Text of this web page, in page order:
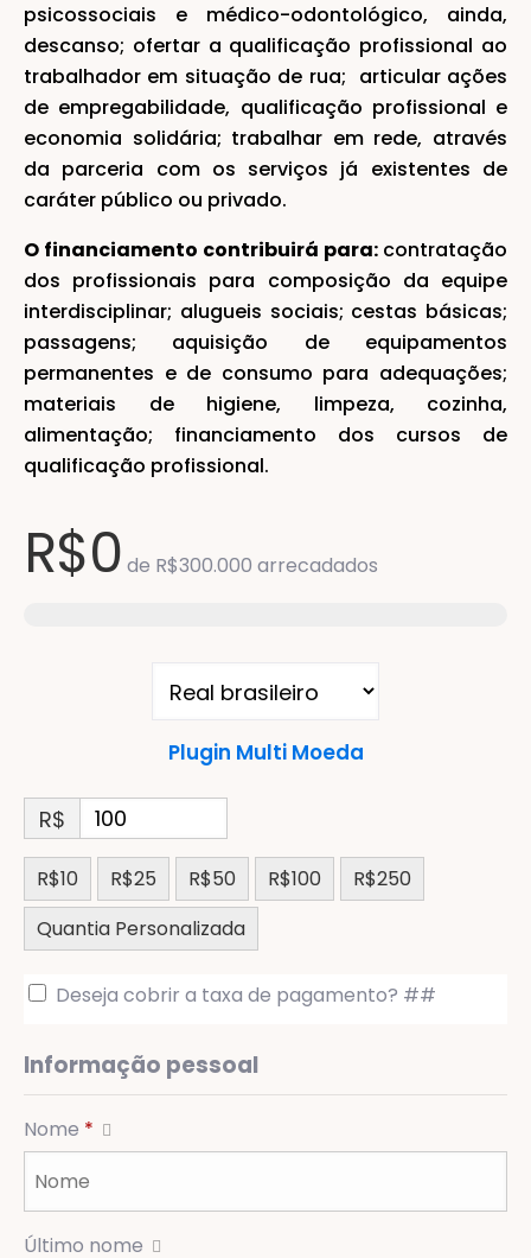
psicossociais e médico-odontológico, ainda,
descanso; ofertar a qualificação profissional ao
trabalhador em situação de rua; articular ações
de empregabilidade, qualificação profissional e
economia solidária; trabalhar em rede, através
da parceria com os serviços já existentes de
caráter público ou privado.
O financiamento contribuirá para: contratação
dos profissionais para composição da equipe
interdisciplinar; alugueis sociais; cestas básicas;
passagens; aquisição de equipamentos
permanentes e de consumo para adequações;
materiais de higiene, limpeza, cozinha,
alimentação; financiamento dos cursos de
qualificação profissional.
R$0 de R$300.000 arrecadados
Plugin Multi Moeda
R$
R$10 R$25 R$50 R$100
R$250
Quantia Personalizada
Deseja cobrir a taxa de pagamento? ##
Informação pessoal
Nome *
Último nome